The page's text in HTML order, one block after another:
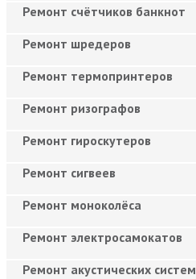
Ремонт счётчиков банкнот
Ремонт шредеров
Ремонт термопринтеров
Ремонт ризографов
Ремонт гироскутеров
Ремонт сигвеев
Ремонт моноколёса
Ремонт электросамокатов
Ремонт акустических систем